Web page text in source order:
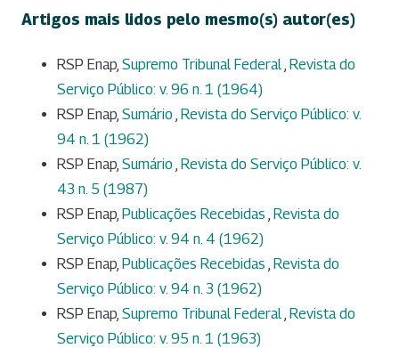
Artigos mais lidos pelo mesmo(s) autor(es)
RSP Enap, Supremo Tribunal Federal, Revista do
Serviço Público: v. 96 n. 1 (1964)
RSP Enap, Sumário , Revista do Serviço Público: v.
94 n. 1 (1962)
RSP Enap, Sumário , Revista do Serviço Público: v.
43 n. 5 (1987)
RSP Enap, Publicações Recebidas , Revista do
Serviço Público: v. 94 n. 4 (1962)
RSP Enap, Publicações Recebidas , Revista do
Serviço Público: v. 94 n. 3 (1962)
RSP Enap, Supremo Tribunal Federal, Revista do
Serviço Público: v. 95 n. 1 (1963)